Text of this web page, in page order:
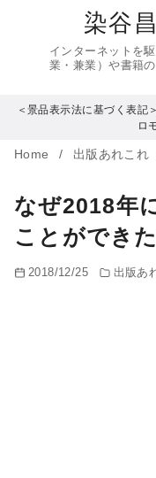
へ
染谷
インターネットを
業・兼業）や書籍
＜景品表示法に基づく表記
ロ
Home 出版あれこれ
なぜ2018年
ことができ
2018/12/25 出版あ